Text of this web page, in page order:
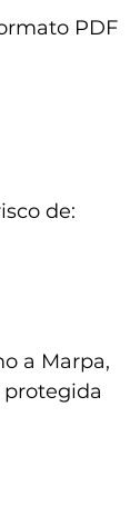
PDF
de:
a Marpa,